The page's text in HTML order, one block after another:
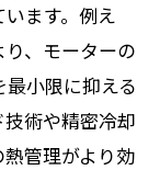
ます。例え
、モーターの
小限に抑える
術や精密冷却
管理がより効